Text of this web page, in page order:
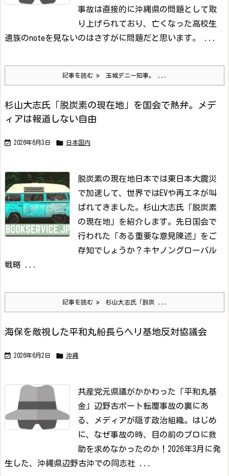
事故は直接的に沖縄県の問題として取
り上げられており、亡くなった高校生
遺族のnoteを見ないのはさすがに問題だと思います。 ...
記事を読む 玉城デニー知事。 ...
杉山大志氏「脱炭素の現在地」を国会で熱弁。メデ
ィアは報道しない自由
 2026年6月3日  日本国内
脱炭素の現在地日本では東日本大震災
で加速して、世界ではEVや再エネが叫
ばれてきました。杉山大志氏「脱炭素
の現在地」を紹介します。 先日国会で
行われた「ある重要な意見陳述」をご
存知でしょうか？ キヤノングローバル
戦略 ...
記事を読む 杉山大志氏「脱炭 ...
海保を敵視した平和丸船長らヘリ基地反対協議会
 2026年6月2日  沖縄
共産党元県議がかかわった「平和丸基
金」 辺野古ボート転覆事故の裏にあ
る、メディアが隠す政治組織。
はじめ
に、なぜ事故の時、目の前のプロに救
助を求めなかったのか！ 2026年3月に発
生した、沖縄県辺野古沖での同志社 ...